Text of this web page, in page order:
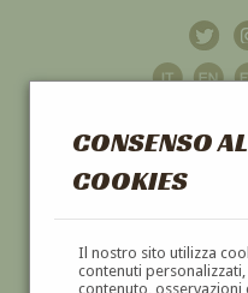
CONSENSO
COOKIES
Il nostro sito utilizza
contenuti
contenuto,